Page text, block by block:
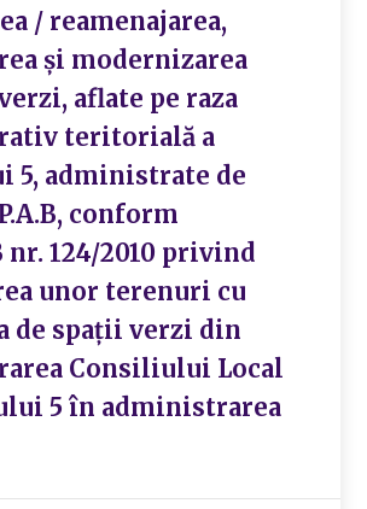
/ reamenajarea,
și modernizarea
aflate pe raza
teritorială a
5, administrate de
conform
nr. 124/2010 privind
unor terenuri cu
de spații verzi din
Consiliului Local
5 în administrarea